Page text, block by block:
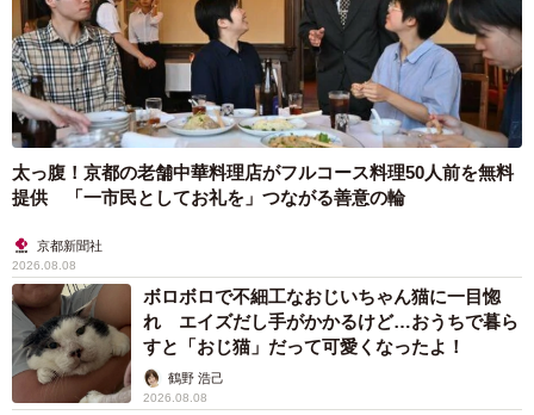
太っ腹！京都の老舗中華料理店がフルコース料理50人前を無料
提供 「一市民としてお礼を」つながる善意の輪
京都新聞社
2026.08.08
ボロボロで不細工なおじいちゃん猫に一目惚
れ エイズだし手がかかるけど…おうちで暮ら
すと「おじ猫」だって可愛くなったよ！
鶴野 浩己
2026.08.08